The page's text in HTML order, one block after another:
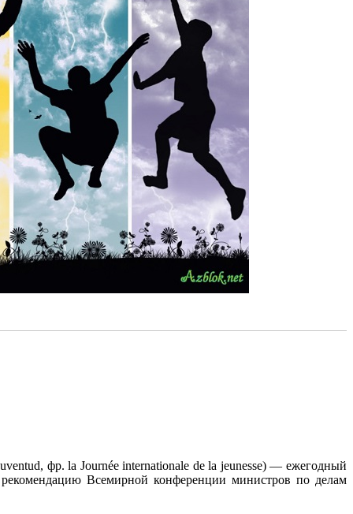
фр. la Journée internationale de la jeunesse) — ежегодный
Всемирной конференции министров по делам